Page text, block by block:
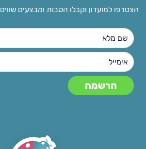
הצטרפו למועדון וקבלו הטבות ומבצעים שווים